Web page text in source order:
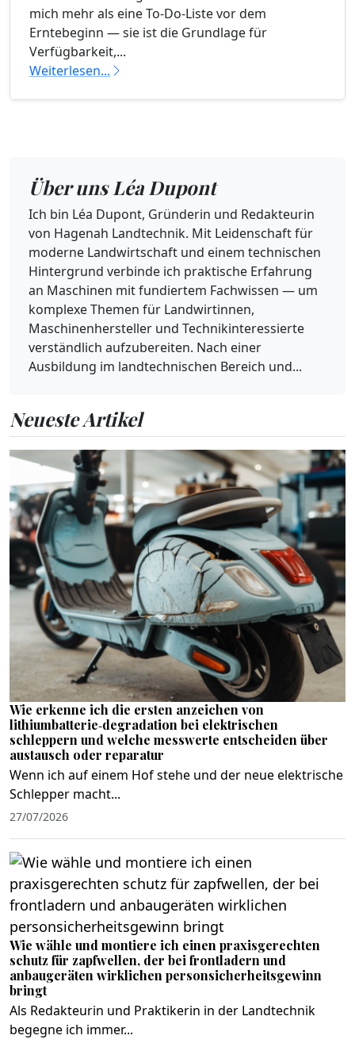
mich mehr als eine To‑Do‑Liste vor dem
Erntebeginn — sie ist die Grundlage für
Verfügbarkeit,...
Weiterlesen...
Über uns Léa Dupont
Ich bin Léa Dupont, Gründerin und Redakteurin
von Hagenah Landtechnik. Mit Leidenschaft für
moderne Landwirtschaft und einem technischen
Hintergrund verbinde ich praktische Erfahrung
an Maschinen mit fundiertem Fachwissen — um
komplexe Themen für Landwirtinnen,
Maschinenhersteller und Technikinteressierte
verständlich aufzubereiten. Nach einer
Ausbildung im landtechnischen Bereich und...
Neueste Artikel
Wie erkenne ich die ersten anzeichen von
lithiumbatterie‑degradation bei elektrischen
schleppern und welche messwerte entscheiden über
austausch oder reparatur
Wenn ich auf einem Hof stehe und der neue elektrische
Schlepper macht...
27/07/2026
Wie wähle und montiere ich einen praxisgerechten
schutz für zapfwellen, der bei frontladern und
anbaugeräten wirklichen personsicherheitsgewinn
bringt
Als Redakteurin und Praktikerin in der Landtechnik
begegne ich immer...